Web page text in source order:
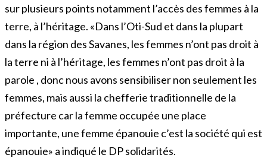
sur plusieurs points notamment l’accès des femmes à la
terre, à l’héritage. «Dans l’Oti-Sud et dans la plupart
dans la région des Savanes, les femmes n’ont pas droit à
la terre ni à l’héritage, les femmes n’ont pas droit à la
parole , donc nous avons sensibiliser non seulement les
femmes, mais aussi la chefferie traditionnelle de la
préfecture car la femme occupée une place
importante, une femme épanouie c’est la société qui est
épanouie» a indiqué le DP solidarités.